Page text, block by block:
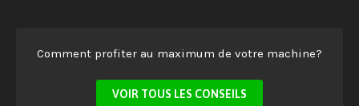
Comment profiter au maximum de votre machine?
VOIR TOUS LES CONSEILS